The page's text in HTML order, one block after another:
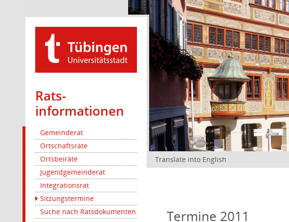
Rats­
informationen
Gemeinderat
Ortschaftsräte
Ortsbeiräte
Jugendgemeinderat
Integrationsrat
Sitzungstermine
Suche nach Ratsdokumenten
Translate into English
Termine 2011